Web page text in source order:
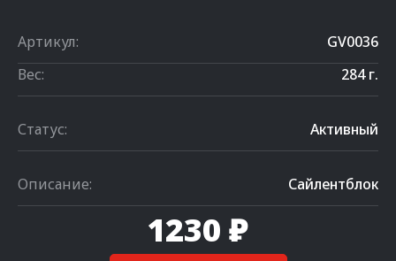
Артикул:
GV0036
Вес:
284 г.
Статус: Активный
Описание: Сайлентблок
1230 ₽